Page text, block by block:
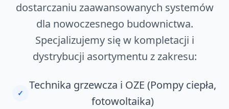
dostarczaniu zaawansowanych systemów
dla nowoczesnego budownictwa.
Specjalizujemy się w kompletacji i
dystrybucji asortymentu z zakresu:
✓
Technika grzewcza i OZE (Pompy ciepła,
fotowoltaika)